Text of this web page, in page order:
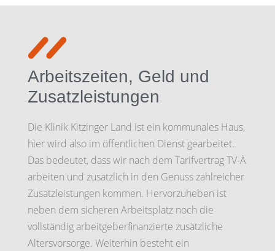
Arbeitszeiten, Geld und
Zusatzleistungen
Die Klinik Kitzinger Land ist ein kommunales Haus,
hier wird also im öffentlichen Dienst gearbeitet.
Das bedeutet, dass wir nach dem Tarifvertrag TV-Ä
arbeiten und zusätzlich in den Genuss zahlreicher
Zusatzleistungen kommen. Hervorzuheben ist
neben dem sicheren Arbeitsplatz noch die
vollständig arbeitgeberfinanzierte zusätzliche
Altersvorsorge. Weiterhin besteht ein